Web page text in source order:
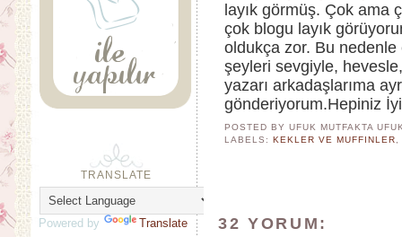
layık görmüş. Çok ama
çok blogu layık
oldukça zor. Bu
şeyleri sevgiyle,
yazarı arkadaşlarıma
gönderiyorum.Hepiniz İyi
POSTED BY UFUK MUTFAKTA
LABELS:KEKLER VE MUFFINLER
32 YORUM:
TRANSLATE
Powered by Translate